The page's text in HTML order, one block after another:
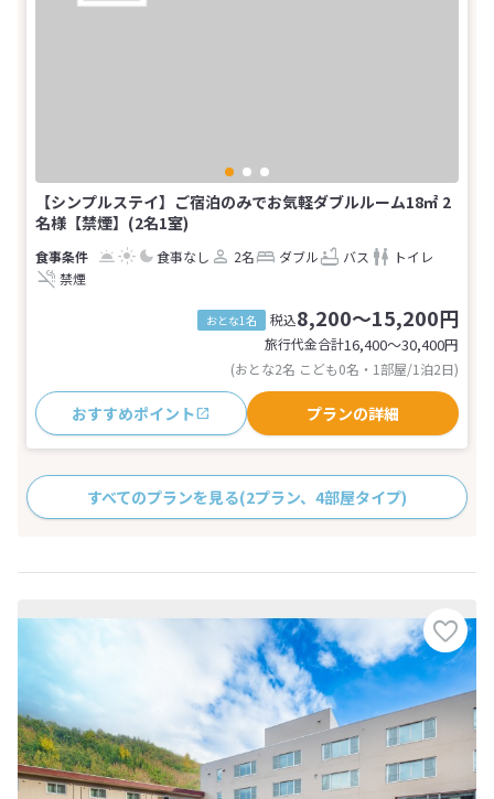
【シンプルステイ】ご宿泊のみでお気軽ダブルルーム18㎡ 2
名様【禁煙】(2名1室)
食事なし 2名 ダブル バス
トイレ
禁煙
おとな1名 税込8,200～15,200円
旅行代金合計16,400〜30,400円
(おとな2名 こども0名・1部屋/1泊2日)
おすすめポイント プランの詳細
すべてのプランを見る(2プラン、4部屋タイプ)